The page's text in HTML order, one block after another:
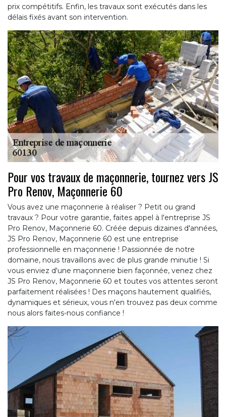
prix compétitifs. Enfin, les travaux sont exécutés dans les
délais fixés avant son intervention.
Pour vos travaux de maçonnerie, tournez vers JS
Pro Renov, Maçonnerie 60
Vous avez une maçonnerie à réaliser ? Petit ou grand
travaux ? Pour votre garantie, faites appel à l'entreprise JS
Pro Renov, Maçonnerie 60. Créée depuis dizaines d'années,
JS Pro Renov, Maçonnerie 60 est une entreprise
professionnelle en maçonnerie ! Passionnée de notre
domaine, nous travaillons avec de plus grande minutie ! Si
vous enviez d'une maçonnerie bien façonnée, venez chez
JS Pro Renov, Maçonnerie 60 et toutes vos attentes seront
parfaitement réalisées ! Des maçons hautement qualifiés,
dynamiques et sérieux, vous n'en trouvez pas deux comme
nous alors faites-nous confiance !